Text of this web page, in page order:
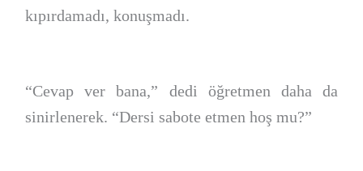
kıpırdamadı, konuşmadı.
“Cevap ver bana,” dedi öğretmen daha da
sinirlenerek. “Dersi sabote etmen hoş mu?”